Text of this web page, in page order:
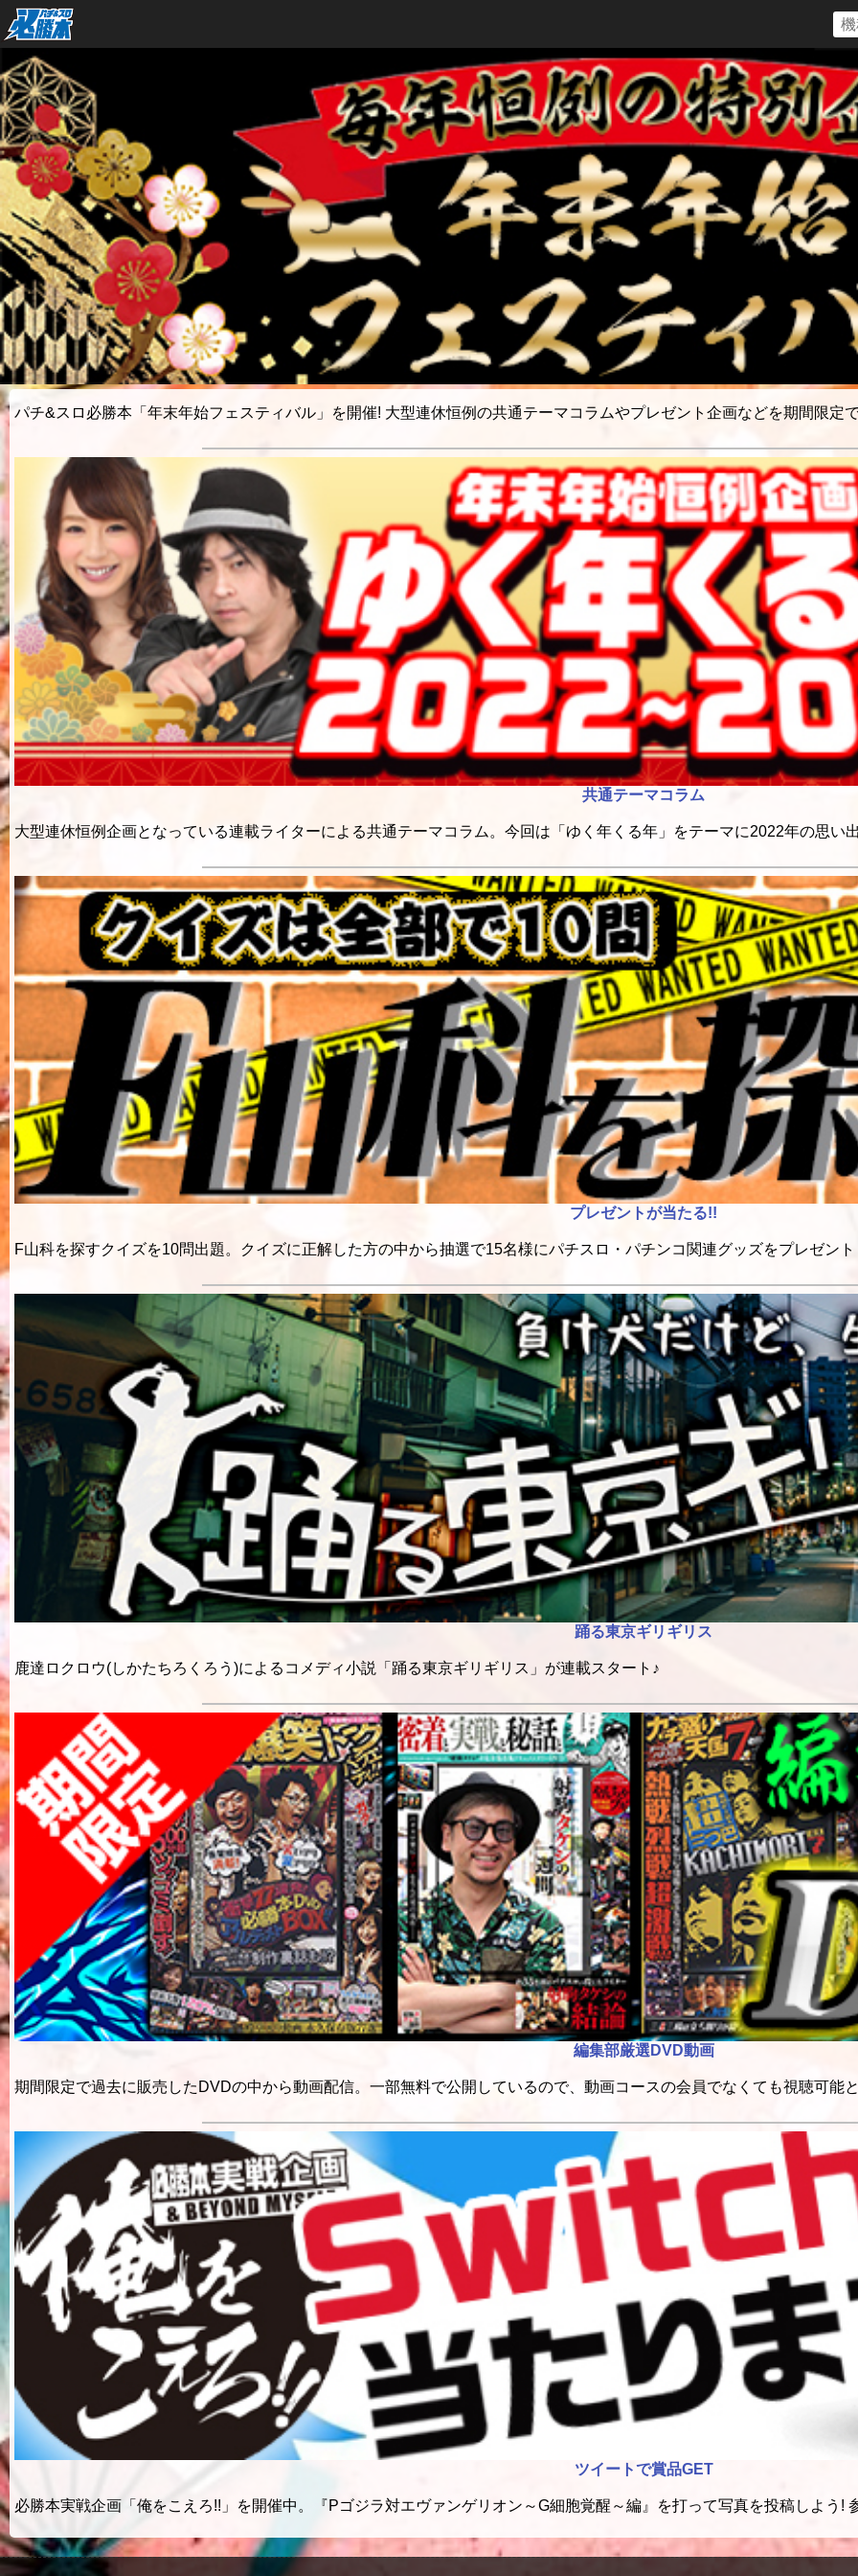
パチ&スロ必勝本「年末年始フェスティバル」を開催! 大型連休恒例の共通テーマコラムやプレゼント企画などを期間限定
共通テーマコラム
大型連休恒例企画となっている連載ライターによる共通テーマコラム。今回は「ゆく年くる年」をテーマに2022年の思い
プレゼントが当たる!!
F山科を探すクイズを10問出題。クイズに正解した方の中から抽選で15名様にパチスロ・パチンコ関連グッズをプレゼン
踊る東京ギリギリス
鹿達ロクロウ(しかたちろくろう)によるコメディ小説「踊る東京ギリギリス」が連載スタート♪
編集部厳選DVD動画
期間限定で過去に販売したDVDの中から動画配信。一部無料で公開しているので、動画コースの会員でなくても視聴可能
ツイートで賞品GET
必勝本実戦企画「俺をこえろ!!」を開催中。『Pゴジラ対エヴァンゲリオン～G細胞覚醒～編』を打って写真を投稿しよう!